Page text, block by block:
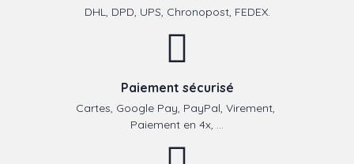
DHL, DPD, UPS, Chronopost, FEDEX.
Paiement sécurisé
Cartes, Google Pay, PayPal, Virement,
Paiement en 4x, ...